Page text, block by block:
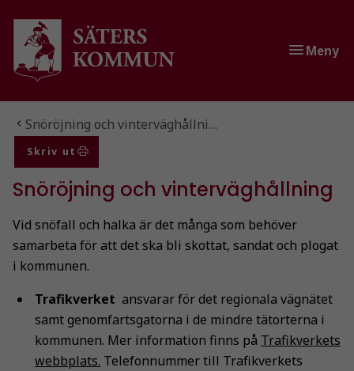
Gå till innehåll
Gå till huvudmeny
Gå till sidomeny
Meny
Du är här:
Snöröjning och vinterväghållni…
Skriv ut
Snöröjning och vinterväghållning
Vid snöfall och halka är det många som behöver
samarbeta för att det ska bli skottat, sandat och plogat
i kommunen.
Trafikverket ansvarar för det regionala vägnätet
samt genomfartsgatorna i de mindre tätorterna i
kommunen. Mer information finns på Trafikverkets
webbplats. Telefonnummer till Trafikverkets